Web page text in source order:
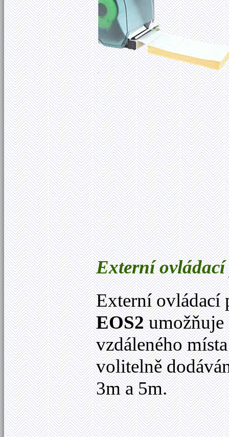
Externí
Externí ovládací
EOS2umožňuje
vzdáleného
volitelně
3m a 5m.